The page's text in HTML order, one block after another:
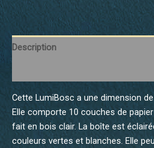
Description
Cette LumiBosc a une dimension
Elle comporte 10 couches de
fait en bois clair. La boîte est
couleurs vertes et blanches. Elle